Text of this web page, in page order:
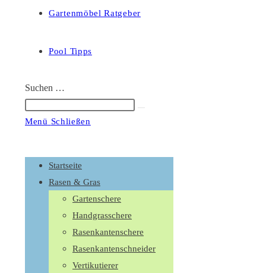
Gartenmöbel Ratgeber
Pool Tipps
Suchen …
Menü Schließen
ButtonStartseite
Rasen & Gras
Gartenschere
Handgrasschere
Rasenkantenschere
Rasenkantenschneider
Vertikutierer